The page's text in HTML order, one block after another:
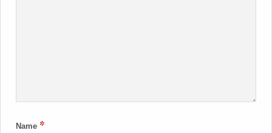
Name *